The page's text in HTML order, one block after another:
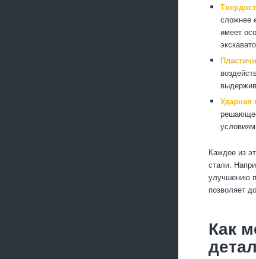
сложнее
имеет
Ударная
Каждое из
стали.
улучшению
позволяет
Как